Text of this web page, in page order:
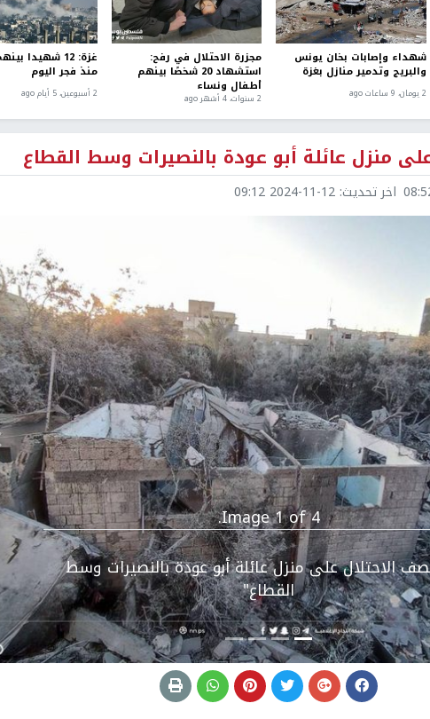
شهداء وإصابات بخان يونس
والبريج وتدمير منازل بغزة
2 يومان، 9 ساعات ago
مجزرة الاحتلال في رفح:
استشهاد 20 شخصًا بينهم
أطفال ونساء
2 سنوات، 4 أشهر ago
منذ فجر اليوم
2 أسبوعين، 5 أيام ago
منزل عائلة أبو عودة بالنصيرات وسط القطاع
اخر تحديث: 2024-11-12 09:12
Image 1 of 4.
الاحتلال على منزل عائلة أبو عودة بالنصيرات وسط
القطاع"